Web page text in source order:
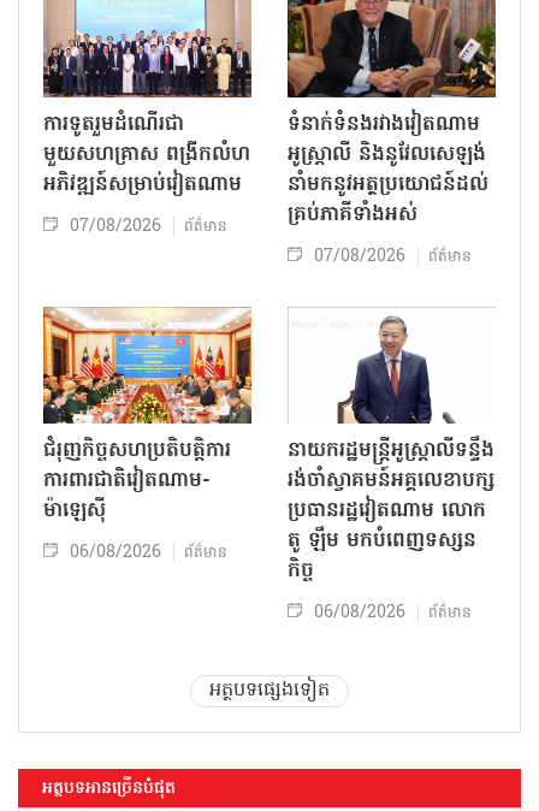
ការទូតរួមដំណើរជា
មួយសហគ្រាស ពង្រីកលំហ
អភិវឌ្ឍន៍សម្រាប់វៀតណាម
07/08/2026 ព័ត៌មាន
ទំនាក់ទំនងរវាងវៀតណាម
អូស្ត្រាលី និងនូវែលសេឡង់
នាំមកនូវអត្ថប្រយោជន៍ដល់
គ្រប់ភាគីទាំងអស់
07/08/2026 ព័ត៌មាន
ជំរុញកិច្ចសហប្រតិបត្តិការ
ការពារជាតិវៀតណាម-
ម៉ាឡេស៊ី
06/08/2026 ព័ត៌មាន
នាយករដ្ឋមន្ត្រីអូស្ត្រាលីទន្ទឹង
រង់ចាំស្វាគមន៍អគ្គលេខាបក្ស
ប្រធានរដ្ឋវៀតណាម លោក
តូ ឡឹម មកបំពេញទស្សន
កិច្ច
06/08/2026 ព័ត៌មាន
អត្ថបទផ្សេងទៀត
អត្ថបទអានច្រើនបំផុត